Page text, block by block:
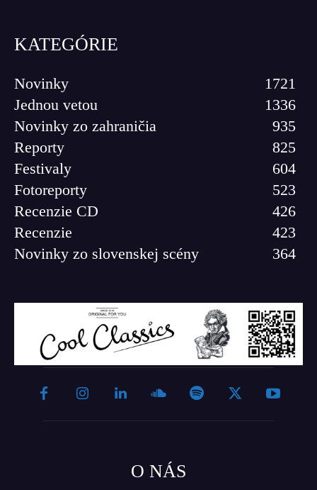
KATEGÓRIE
Novinky
1721
Jednou vetou
1336
Novinky zo zahraničia
935
Reporty
825
Festivaly
604
Fotoreporty
523
Recenzie CD
426
Recenzie
423
Novinky zo slovenskej scény
364
O NÁS